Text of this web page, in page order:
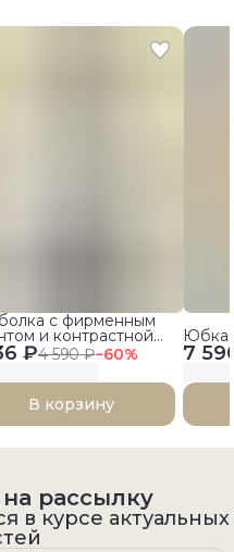
₽4 590 ₽−60%
с фирменным
и контрастной
В корзину
7
Юбка
рассылку
в курсе актуальных